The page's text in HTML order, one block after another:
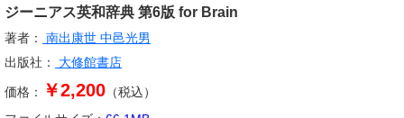
ジーニアス英和辞典 第6版 for Brain
著者： 南出康世 中邑光男
出版社：
大修館書店
価格： ￥2,200 （税込）